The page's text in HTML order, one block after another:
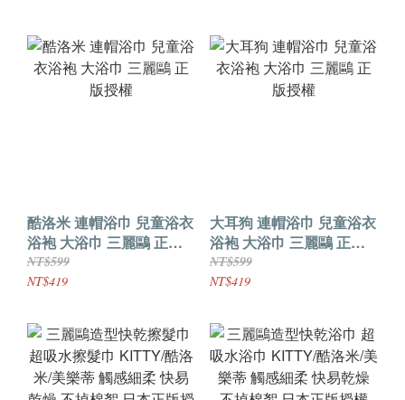
酷洛米 連帽浴巾 兒童浴衣
浴袍 大浴巾 三麗鷗 正版
授權
NT$599
NT$419
大耳狗 連帽浴巾 兒童浴衣
浴袍 大浴巾 三麗鷗 正版
授權
NT$599
NT$419